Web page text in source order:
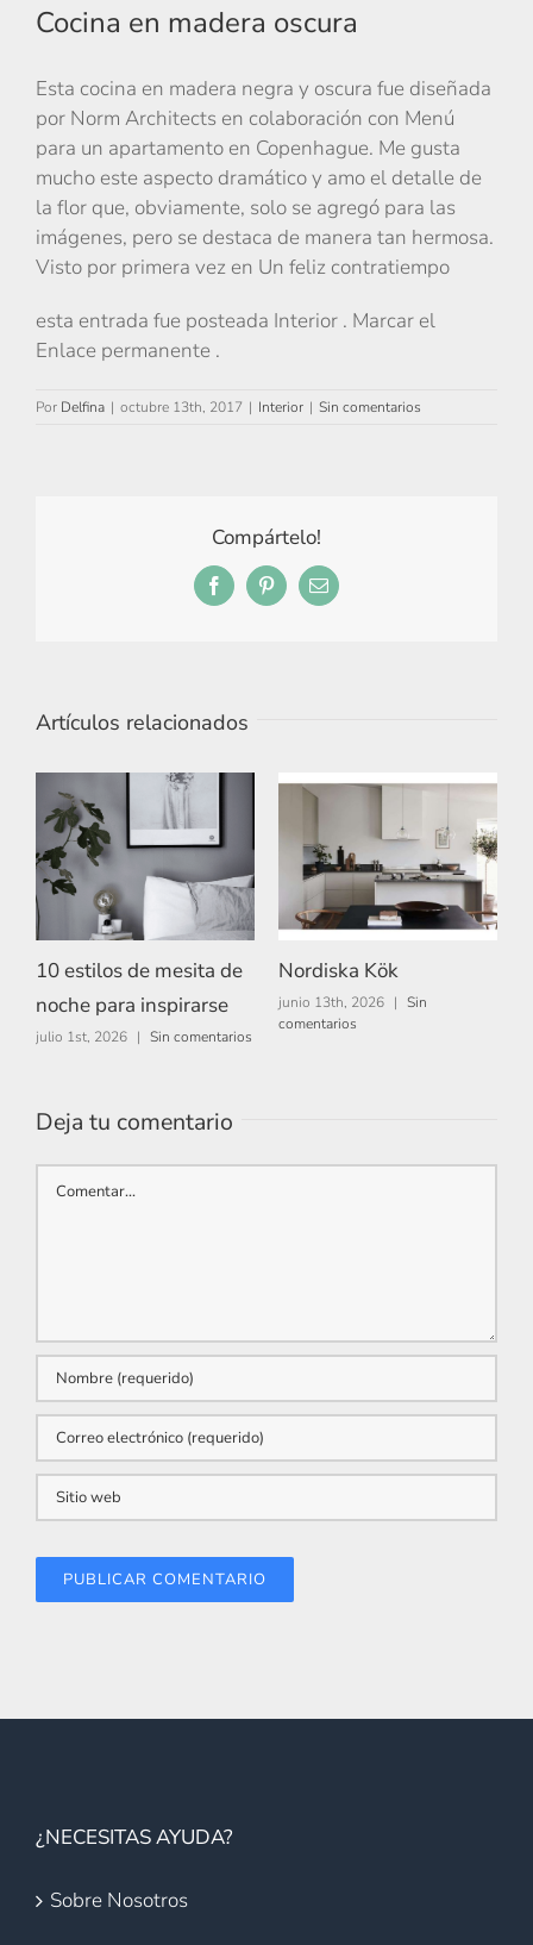
Cocina en madera oscura
Esta cocina en madera negra y oscura fue diseñada
por Norm Architects en colaboración con Menú
para un apartamento en Copenhague. Me gusta
mucho este aspecto dramático y amo el detalle de
la flor que, obviamente, solo se agregó para las
imágenes, pero se destaca de manera tan hermosa.
Visto por primera vez en Un feliz contratiempo
esta entrada fue posteada Interior . Marcar el
Enlace permanente .
Por Delfina | octubre 13th, 2017 | Interior | Sin comentarios
Compártelo!
FacebookPinterestCorreo
electrónico
Artículos relacionados
10 estilos de mesita de
noche para inspirarse
julio 1st, 2026 | Sin comentarios
Nordiska Kök
junio 13th, 2026 | Sin
comentarios
Deja tu comentario
Comentar
¿NECESITAS AYUDA?
Sobre Nosotros